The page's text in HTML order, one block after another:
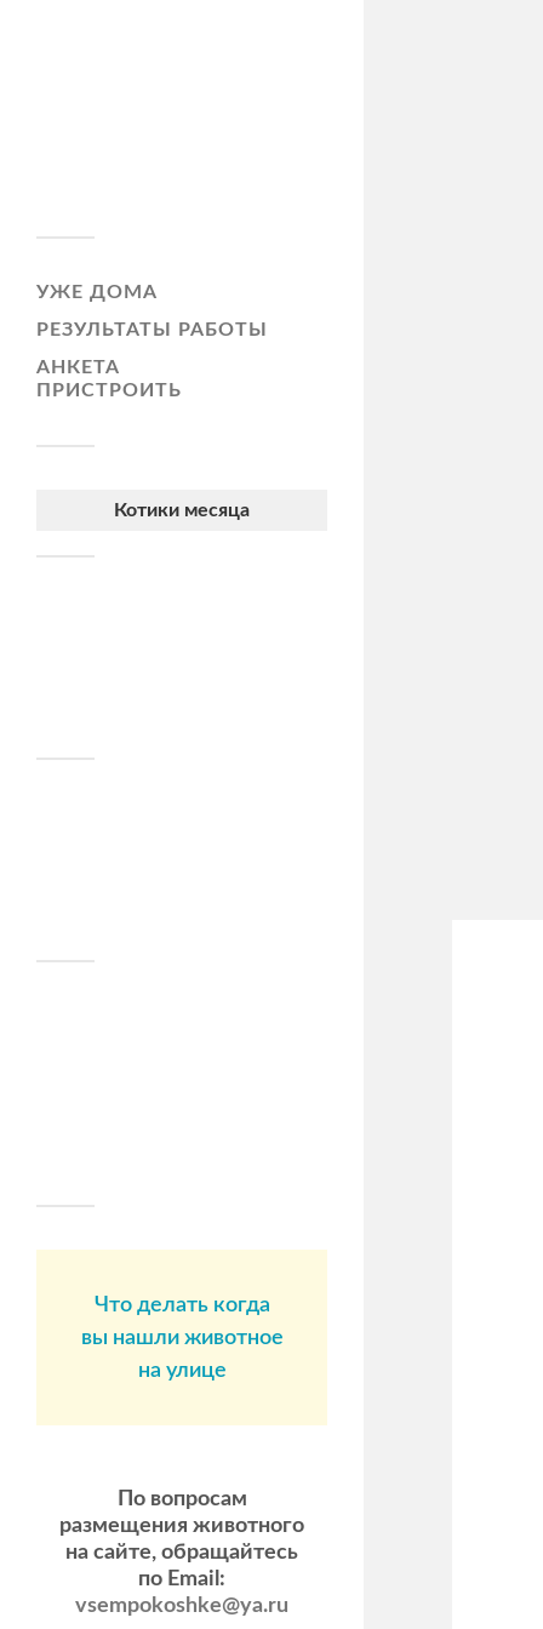
УЖЕ ДОМА
РЕЗУЛЬТАТЫ РАБОТЫ
АНКЕТА
ПРИСТРОИТЬ
Котики месяца
Что делать когда
вы нашли животное
на улице
По вопросам
размещения животного
на сайте, обращайтесь
по Email:
vsempokoshke@ya.ru